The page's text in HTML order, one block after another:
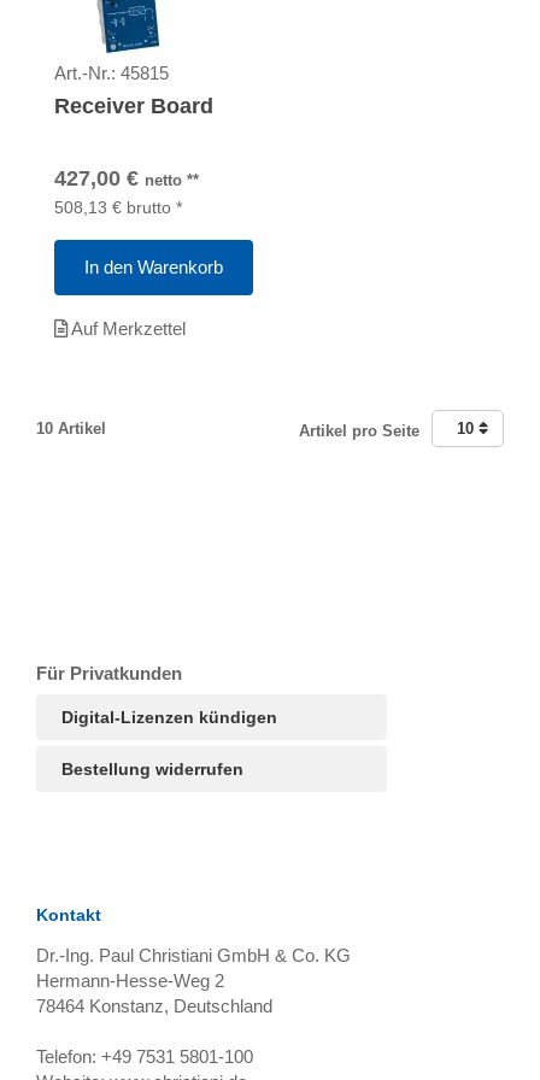
Für Privatkunden
Digital-Lizenzen kündigen
Bestellung widerrufen
Art.-Nr.: 45815
Receiver Board
427,00 € netto **
508,13 € brutto *
In den Warenkorb
Auf Merkzettel
10 Artikel Artikel pro Seite 10
Kontakt
Dr.-Ing. Paul Christiani GmbH & Co. KG
Hermann-Hesse-Weg 2
78464 Konstanz, Deutschland
Telefon: +49 7531 5801-100